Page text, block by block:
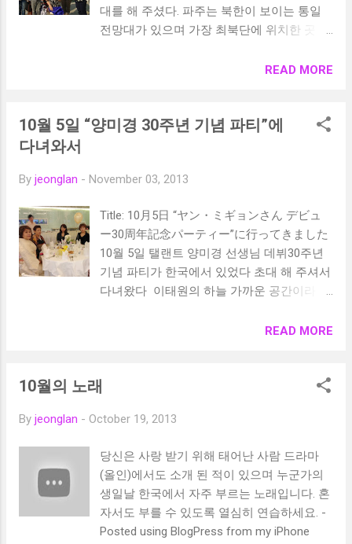
대를 해 주셨다. 파주는 북한이 보이는 통일
전망대가 있으며 가장 최북단에 위치한 곳이
께 배용준씨가 출연한 <첫사랑>OST를 부르
티발이 시작되어지고 !! 양미경 선생님께서
주신 연으로 연 날리기도 해 보고 가을 하늘
식사 그 이후 사인을 해 주셨다. 삼겹살을 먹
여 도 주시고 같이 사진 찰칵 !! 감사합니다.
READ MORE
10월 5일 “양미경 30주년 기념 파티”에
다녀와서
By jeonglan - November 03, 2013
Title: 10月5日 “ヤン・ミギョンさん デビュ
ー30周年記念パーティー”に行ってきました
10월 5일 탤랜트 양미경 선생님 데뷔30주년
기념 파티가 한국에서 있었다 초대 해 주셔서
다녀왔다 이태원의 하늘 가까운 공간이라는
홍콩 대만 중국 필리핀 노르웨이등 많은 나라
했다 행사장은 풍선등으로 장식 그냥 그곳에
Kimoto씨와 타카기씨가 일본을 대표해 기모
찰칵 !!! 이벤트 홀에는 양미경 선생님 사진이
이렇게 예쁘게 장식 되어 있었다 올해 양미
경의 우리가 무지개처럼 나고야 생방송으로
맺어진 인연 !!! 소중하게 지켜 나가고 싶다
READ MORE
10월의 노래
By jeonglan - October 19, 2013
당신은 사랑 받기 위해 태어난 사람 드라마
(올인)에서도 소개 된 적이 있으며 누군가의
생일날 한국에서 자주 부르는 노래입니다. 혼
자서도 부를 수 있도록 열심히 연습하세요. -
Posted using BlogPress from my iPhone